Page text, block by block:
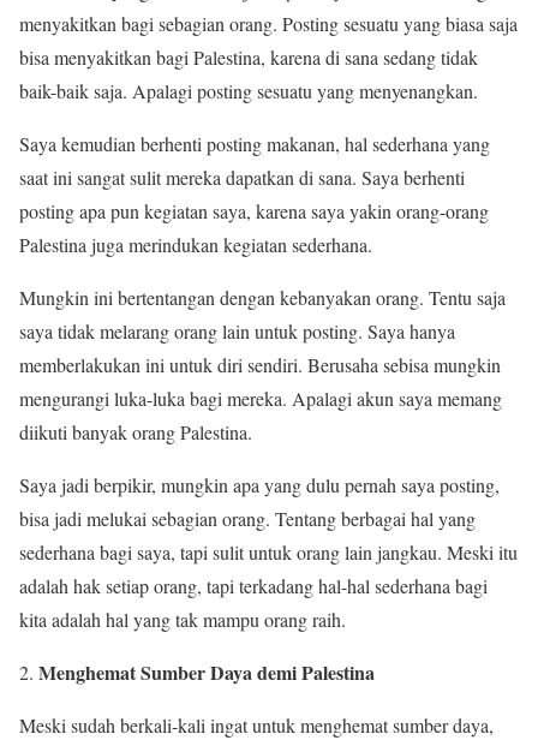
menyakitkan bagi sebagian orang. Posting sesuatu yang biasa saja
bisa menyakitkan bagi Palestina, karena di sana sedang tidak
baik-baik saja. Apalagi posting sesuatu yang menyenangkan.
Saya kemudian berhenti posting makanan, hal sederhana yang
saat ini sangat sulit mereka dapatkan di sana. Saya berhenti
posting apa pun kegiatan saya, karena saya yakin orang-orang
Palestina juga merindukan kegiatan sederhana.
Mungkin ini bertentangan dengan kebanyakan orang. Tentu saja
saya tidak melarang orang lain untuk posting. Saya hanya
memberlakukan ini untuk diri sendiri. Berusaha sebisa mungkin
mengurangi luka-luka bagi mereka. Apalagi akun saya memang
diikuti banyak orang Palestina.
Saya jadi berpikir, mungkin apa yang dulu pernah saya posting,
bisa jadi melukai sebagian orang. Tentang berbagai hal yang
sederhana bagi saya, tapi sulit untuk orang lain jangkau. Meski itu
adalah hak setiap orang, tapi terkadang hal-hal sederhana bagi
kita adalah hal yang tak mampu orang raih.
2. Menghemat Sumber Daya demi Palestina
Meski sudah berkali-kali ingat untuk menghemat sumber daya,